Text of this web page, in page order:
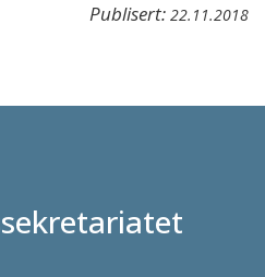
Publisert: 22.11.2018